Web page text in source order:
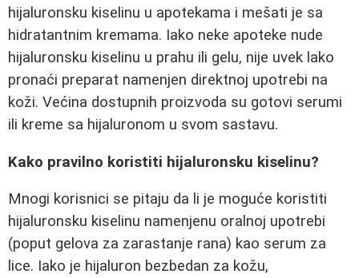
hijaluronsku kiselinu u apotekama i mešati je sa
hidratantnim kremama. Iako neke apoteke nude
hijaluronsku kiselinu u prahu ili gelu, nije uvek lako
pronaći preparat namenjen direktnoj upotrebi na
koži. Većina dostupnih proizvoda su gotovi serumi
ili kreme sa hijaluronom u svom sastavu.
Kako pravilno koristiti hijaluronsku kiselinu?
Mnogi korisnici se pitaju da li je moguće koristiti
hijaluronsku kiselinu namenjenu oralnoj upotrebi
(poput gelova za zarastanje rana) kao serum za
lice. Iako je hijaluron bezbedan za kožu,